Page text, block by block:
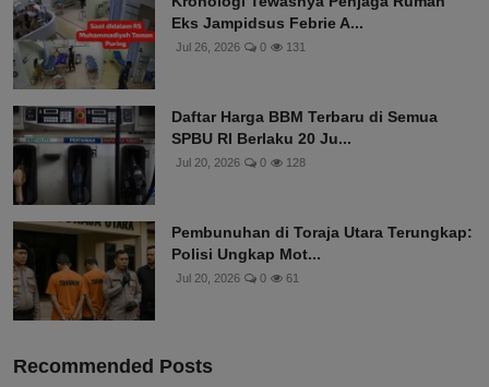
Eks Jampidsus Febrie A...
Jul 26, 2026 0 131
Daftar Harga BBM Terbaru di Semua
SPBU RI Berlaku 20 Ju...
Jul 20, 2026 0 128
Pembunuhan di Toraja Utara Terungkap:
Polisi Ungkap Mot...
Jul 20, 2026 0 61
Recommended Posts